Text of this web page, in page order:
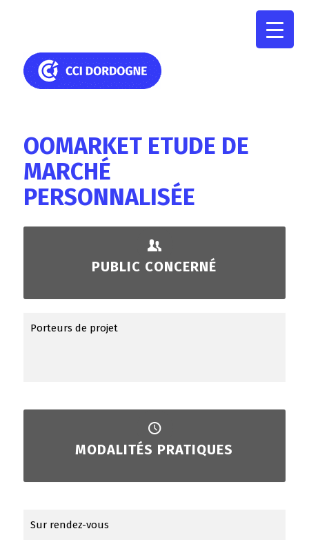
OOMARKET ETUDE DE
MARCHÉ
PERSONNALISÉE
PUBLIC CONCERNÉ
Porteurs de projet
MODALITÉS PRATIQUES
Sur rendez-vous